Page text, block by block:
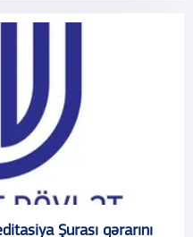
Şurası qərarını